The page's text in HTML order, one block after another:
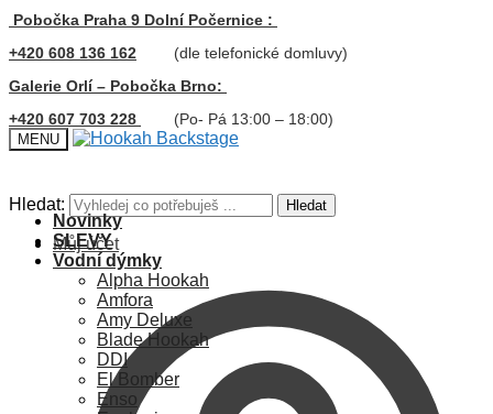
Pobočka Praha 9 Dolní Počernice :
+420 608 136 162
(dle telefonické domluvy)
Galerie Orlí – Pobočka Brno:
+420 607 703 228
(Po- Pá 13:00 – 18:00)
MENU
Hledat: Hledat
Můj účet
Novinky
SLEVY
Vodní dýmky
Alpha Hookah
Amfora
Amy Deluxe
Blade Hookah
DDI
El Bomber
Enso